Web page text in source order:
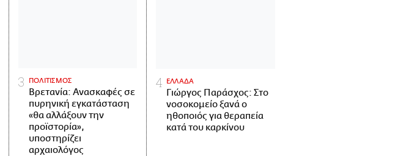
ΠΟΛΙΤΙΣΜΟΣ
Βρετανία: Ανασκαφές σε
πυρηνική εγκατάσταση
«θα αλλάξουν την
προϊστορία»,
υποστηρίζει
αρχαιολόγος
ΕΛΛΑΔΑ
Γιώργος Παράσχος: Στο
νοσοκομείο ξανά ο
ηθοποιός για θεραπεία
κατά του καρκίνου